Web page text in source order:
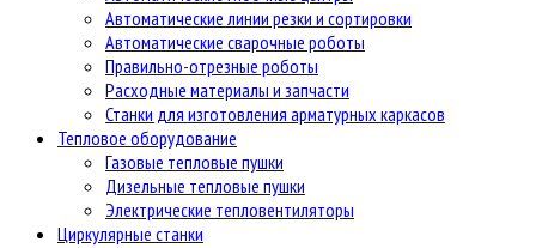
Автоматические линии резки и сортировки
Автоматические сварочные роботы
Правильно-отрезные роботы
Расходные материалы и запчасти
Станки для изготовления арматурных каркасов
Тепловое оборудование
Газовые тепловые пушки
Дизельные тепловые пушки
Электрические тепловентиляторы
Циркулярные станки